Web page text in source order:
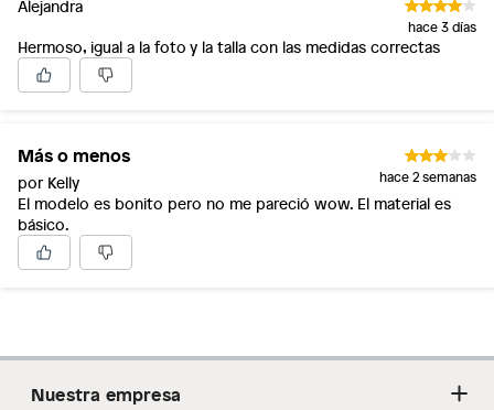
Alejandra
hace 3 días
Hermoso, igual a la foto y la talla con las medidas correctas
Más o menos
por Kelly hace 2 semanas
El modelo es bonito pero no me pareció wow. El material es
básico.
Nuestra empresa